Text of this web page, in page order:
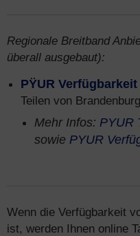
Regionale Breitband
überall ausgebaut):
PŸUR
Teilen von
Mehr Infos: PYUR
sowie PYUR
Wenn die Verfügbarkeit
ist, werden Ihnen online